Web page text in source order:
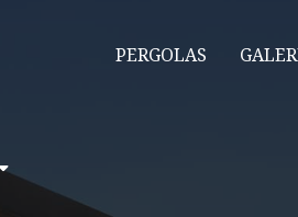
PERGOLAS